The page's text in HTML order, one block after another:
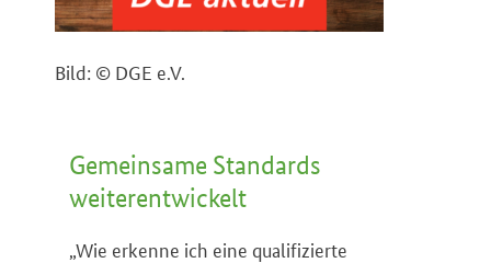
Bild: © DGE e.V.
Gemeinsame Standards
weiterentwickelt
„Wie erkenne ich eine qualifizierte